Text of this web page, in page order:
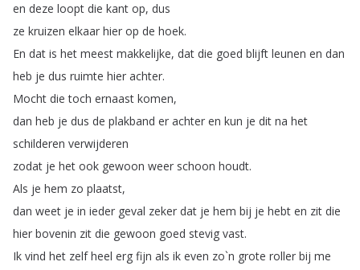
en deze loopt die kant op, dus
ze kruizen elkaar hier op de hoek.
En dat is het meest makkelijke, dat die goed blijft leunen en dan
heb je dus ruimte hier achter.
Mocht die toch ernaast komen,
dan heb je dus de plakband er achter en kun je dit na het
schilderen verwijderen
zodat je het ook gewoon weer schoon houdt.
Als je hem zo plaatst,
dan weet je in ieder geval zeker dat je hem bij je hebt en zit die
hier bovenin zit die gewoon goed stevig vast.
Ik vind het zelf heel erg fijn als ik even zo`n grote roller bij me